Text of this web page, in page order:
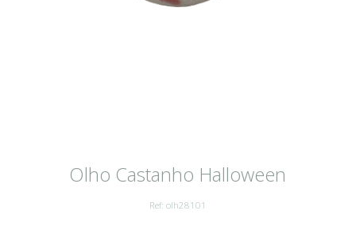
Olho Castanho Halloween
Ref: olh28101